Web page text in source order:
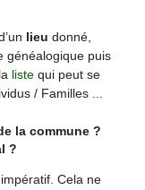
lieu donné,
généalogique puis
listequi peut se
/ Familles ...
la commune ?
?
Cela ne